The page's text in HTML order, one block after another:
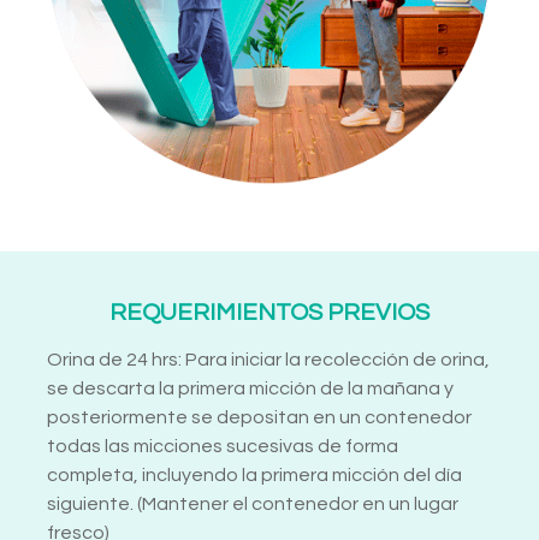
REQUERIMIENTOS PREVIOS
Orina de 24 hrs: Para iniciar la recolección de orina,
se descarta la primera micción de la mañana y
posteriormente se depositan en un contenedor
todas las micciones sucesivas de forma
completa, incluyendo la primera micción del día
siguiente. (Mantener el contenedor en un lugar
fresco)